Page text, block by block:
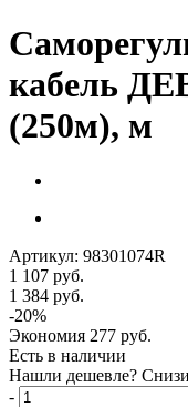
кабель
(250м), м
Артикул: 98301074R
1 107 руб.
1 384 руб.
-20%
Экономия 277 руб.
Есть в наличии
Нашли дешевле?
-